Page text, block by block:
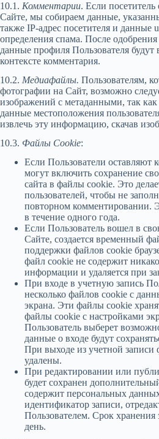
10.1. Комментарии. Если посетитель
Сайте, мы собираем данные,
также IP-адрес посетителя и данные
определения спама. После
данные профиля Пользователя
контексте комментария.
10.2. Медиафайлы. Пользователям,
фотографии на Сайт, возможно
изображений с метаданными, так
данные местоположения
извлечь эту информацию, скачав
10.3. Файлы Cookie:
Если Пользователи оставляют
могут включить сохранение
сайта в файлы cookie. Это
пользователей, чтобы не
повторном комментировании.
в течение одного года.
Если Пользователь вошел в
Сайте, создается временный
поддержки файлов cookie
файл cookie не содержит
информации и удаляется при
При входе в учетную запись
несколько файлов cookie с
экрана. Эти файлы cookie
файлы cookie с настройками
Пользователь выберет
данные о входе будут
При выходе из учетной записи
удалены.
При редактировании или
будет сохранен
содержит персональных
идентификатор записи,
Пользователем. Срок хранения
день.